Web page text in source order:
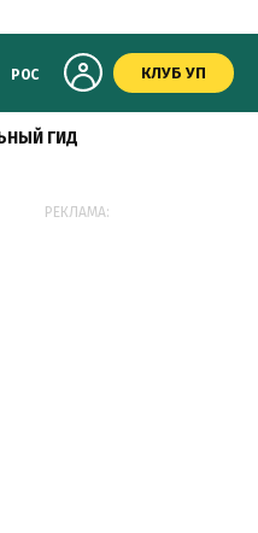
РОС КЛУБ УП
ГИД
РЕКЛАМА: